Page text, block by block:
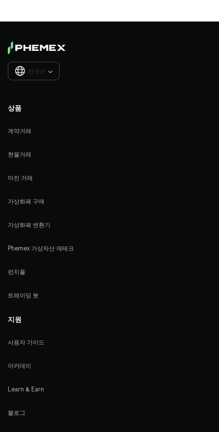
한국어 
상품
계약거래
현물거래
마진 거래
가상화폐 구매
가상화폐 변환기
Phemex 가상자산 재테크
런치풀
트레이딩 봇
지원
사용자 가이드
아카데미
Learn & Earn
블로그